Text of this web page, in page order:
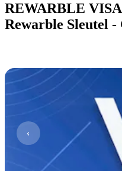
REWARBLE
Rewarble Sleutel